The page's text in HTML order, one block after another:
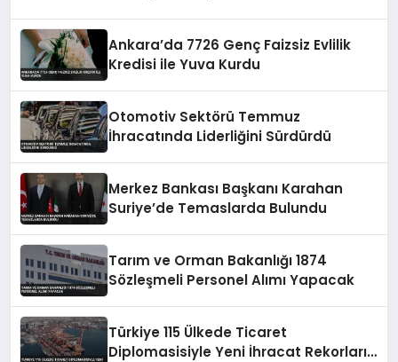
Ankara’da 7726 Genç Faizsiz Evlilik
Kredisi ile Yuva Kurdu
Otomotiv Sektörü Temmuz
İhracatında Liderliğini Sürdürdü
Merkez Bankası Başkanı Karahan
Suriye’de Temaslarda Bulundu
Tarım ve Orman Bakanlığı 1874
Sözleşmeli Personel Alımı Yapacak
Türkiye 115 Ülkede Ticaret
Diplomasisiyle Yeni İhracat Rekorları